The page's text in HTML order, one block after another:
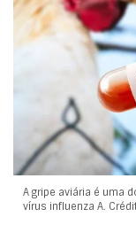
A gripe aviária é uma
vírus influenza A.